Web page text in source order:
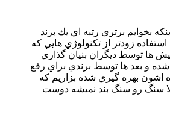
بخوايم برتري رتبه اي يك برند
زودتر از تكنولوژي هايي كه
ها توسط ديگران بنيان گذاري
و بعد ها توسط برندي براي رفع
اشون بهره گيري شده بزاريم كه
سنگ رو سنگ بند نميشه دوست